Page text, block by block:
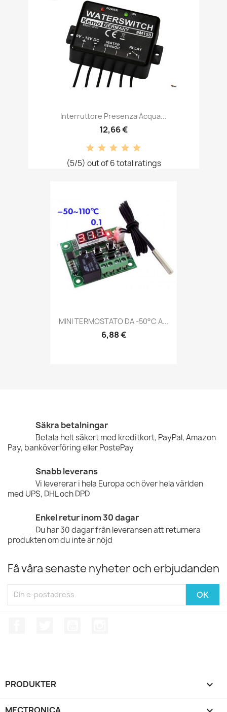
Interruttore Presenza Acqua...
12,66 €
(5/5) out of 6 total ratings
MINI TERMOSTATO DA -50°C A...
6,88 €
Säkra betalningar
Betala helt säkert med kreditkort, PayPal, Amazon
Pay, banköverföring eller PostePay
Snabb leverans
Vi levererar i hela Europa och över hela världen
med UPS, DHL och DPD
Enkel retur inom 30 dagar
Du har 30 dagar från leveransen att returnera
produkten om du inte är nöjd
Få våra senaste nyheter och erbjudanden
PRODUKTER 